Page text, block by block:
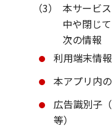
（3）
本サービ
中や閉じ
次の情報
利用端末情報
本アプリ内
広告識別子
等）